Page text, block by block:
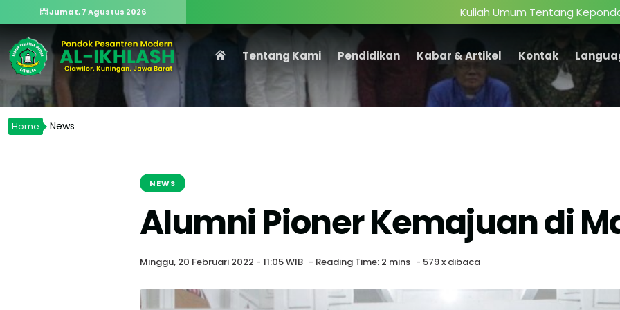
Tentang Kami Pendidikan Kabar & Artikel Kontak
Kuliah Umum Tentang
Jumat, 7 Agustus 2026
Home News
NEWS
Alumni Pioner Kemajuan di
Minggu, 20 Februari 2022 - 11:05 WIB - Reading Time: 2 mins - 579 x dibaca